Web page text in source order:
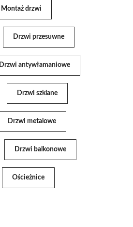
Montaż drzwi
Drzwi przesuwne
Drzwi antywłamaniowe
Drzwi szklane
Drzwi metalowe
Drzwi balkonowe
Ościeżnice